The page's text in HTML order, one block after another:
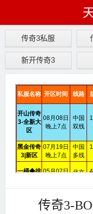
传奇3私服
新开传奇3
传奇3-